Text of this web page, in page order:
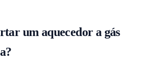
um aquecedor a gás